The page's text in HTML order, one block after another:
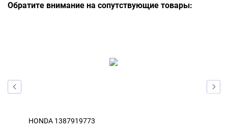
Обратите внимание на сопутствующие товары:
HONDA 1387919773